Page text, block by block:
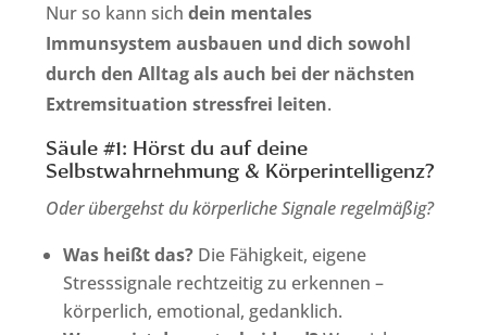
Nur so kann sichdein mentales
Immunsystem ausbauen und dich sowohl
durch den Alltag als auch bei der nächsten
Extremsituation stressfrei leiten.
Säule #1: Hörst du auf deine
Selbstwahrnehmung & Körperintelligenz?
Oder übergehst du körperliche Signale regelmäßig?
Was heißt das? Die Fähigkeit, eigene
Stresssignale rechtzeitig zu erkennen –
körperlich, emotional, gedanklich.